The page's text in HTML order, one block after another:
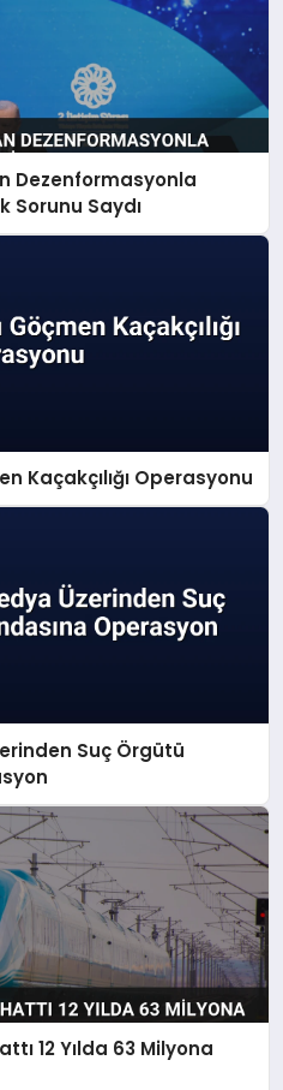
Dezenformasyonla
Sorunu Saydı
Kaçakçılığı Operasyonu
Suç Örgütü
12 Yılda 63 Milyona